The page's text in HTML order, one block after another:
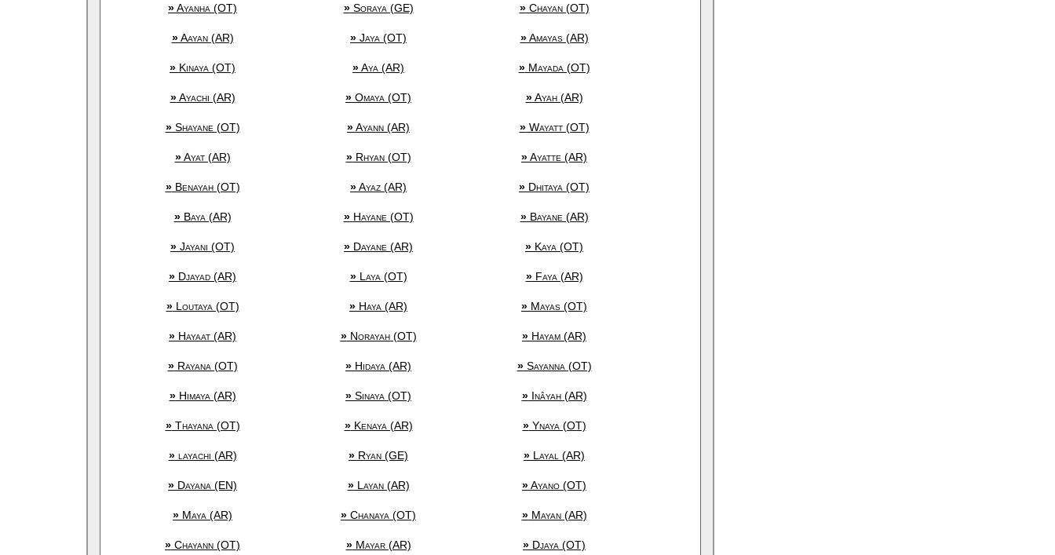
»Ayanha (OT) »Soraya (GE) »Chayan (OT)
»Aayan (AR) » Jaya (OT) »Amayas (AR)
» Kinaya (OT) »Aya (AR) »Mayada (OT)
»Ayachi (AR) » Omaya (OT) »Ayah (AR)
»Shayane (OT) »Ayann (AR) »Wayatt (OT)
»Ayat (AR) »Rhyan (OT) »Ayatte (AR)
»Benayah (OT) »Ayaz (AR) » Dhitaya (OT)
»Baya (AR) »Hayane (OT) »Bayane (AR)
» Jayani (OT) » Dayane (AR) » Kaya (OT)
» Djayad (AR) »Laya (OT) »Faya (AR)
»Loutaya (OT) » Haya (AR) » Mayas (OT)
» Hayaat (AR) »Norayah (OT) » Hayam (AR)
»Rayana (OT) » Hidaya (AR) »Sayanna (OT)
»Himaya (AR) » Sinaya (OT) »Inâyah (AR)
»Thayana (OT) »Kenaya (AR) »Ynaya (OT)
»layachi (AR) » Ryan (GE) » Layal (AR)
» Dayana (EN) »Layan (AR) »Ayano (OT)
» Maya (AR) » Chanaya (OT) »Mayan (AR)
» Chayann (OT) »Mayar (AR) » Djaya (OT)